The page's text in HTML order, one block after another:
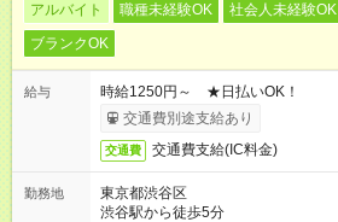
アルバイト 職種未経験OK 社会人未経験OK
ブランクOK
給与
時給1250円～ ★日払いOK！
交通費別途支給あり
交通費 交通費支給(IC料金)
勤務地
東京都渋谷区
渋谷駅から徒歩5分